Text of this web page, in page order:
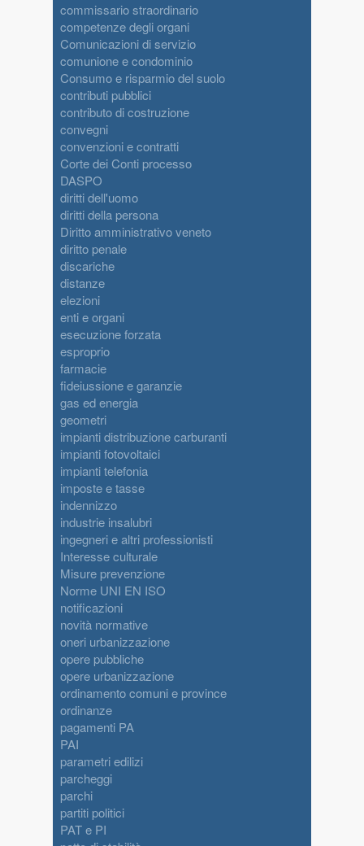
commissario straordinario
competenze degli organi
Comunicazioni di servizio
comunione e condominio
Consumo e risparmio del suolo
contributi pubblici
contributo di costruzione
convegni
convenzioni e contratti
Corte dei Conti processo
DASPO
diritti dell'uomo
diritti della persona
Diritto amministrativo veneto
diritto penale
discariche
distanze
elezioni
enti e organi
esecuzione forzata
esproprio
farmacie
fideiussione e garanzie
gas ed energia
geometri
impianti distribuzione carburanti
impianti fotovoltaici
impianti telefonia
imposte e tasse
indennizzo
industrie insalubri
ingegneri e altri professionisti
Interesse culturale
Misure prevenzione
Norme UNI EN ISO
notificazioni
novità normative
oneri urbanizzazione
opere pubbliche
opere urbanizzazione
ordinamento comuni e province
ordinanze
pagamenti PA
PAI
parametri edilizi
parcheggi
parchi
partiti politici
PAT e PI